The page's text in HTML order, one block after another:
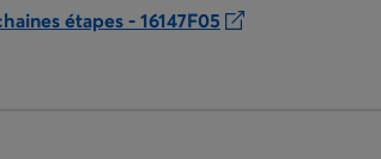
étapes - 16147F05